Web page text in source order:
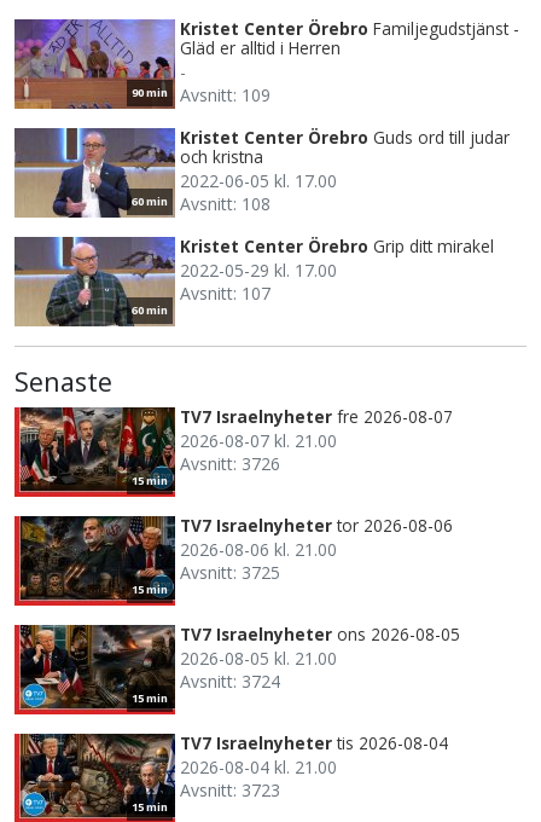
90 min
Kristet Center Örebro Familjegudstjänst -
Gläd er alltid i Herren
-
Avsnitt: 109
60 min
Kristet Center Örebro Guds ord till judar
och kristna
2022-06-05 kl. 17.00
Avsnitt: 108
60 min
Kristet Center Örebro Grip ditt mirakel
2022-05-29 kl. 17.00
Avsnitt: 107
Senaste
15 min
TV7 Israelnyheter fre 2026-08-07
2026-08-07 kl. 21.00
Avsnitt: 3726
15 min
TV7 Israelnyheter tor 2026-08-06
2026-08-06 kl. 21.00
Avsnitt: 3725
15 min
TV7 Israelnyheter ons 2026-08-05
2026-08-05 kl. 21.00
Avsnitt: 3724
15 min
TV7 Israelnyheter tis 2026-08-04
2026-08-04 kl. 21.00
Avsnitt: 3723